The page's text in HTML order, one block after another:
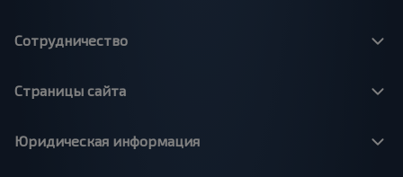
Сотрудничество
Страницы сайта
Юридическая информация